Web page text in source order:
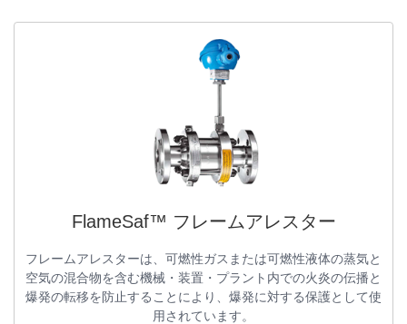
FlameSaf™ フレームアレスター
フレームアレスターは、可燃性ガスまたは可燃性液体の蒸気と
空気の混合物を含む機械・装置・プラント内での火炎の伝播と
爆発の転移を防止することにより、爆発に対する保護として使
用されています。